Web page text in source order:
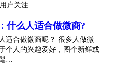
户关注
什么人适合做微商?
适合做微商呢？ 很多人做微
个人的兴趣爱好，图个新鲜或
…